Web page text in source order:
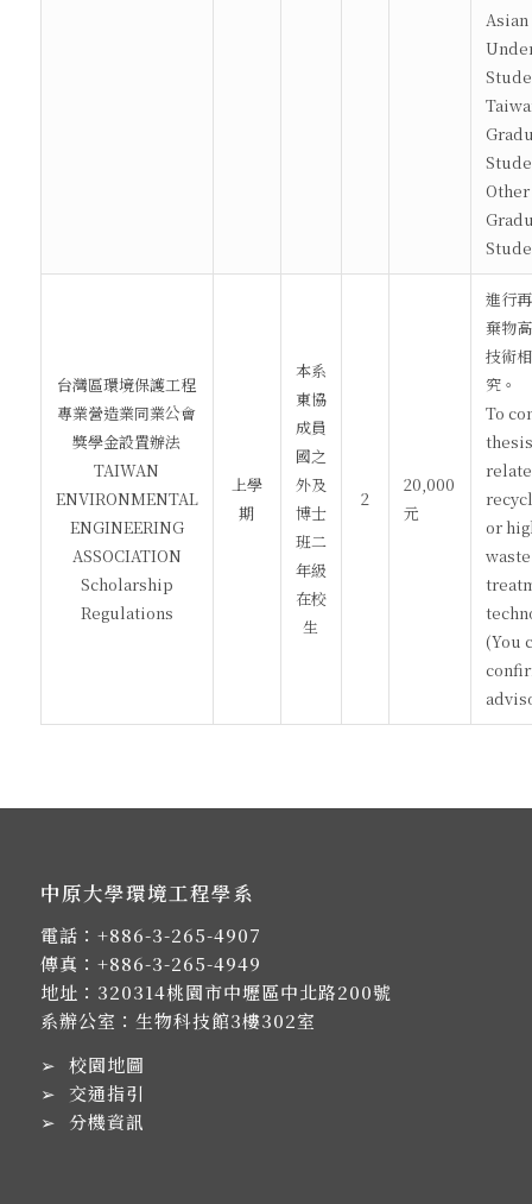
Asian
台灣區環境保護工程
專業營造業同業公會
獎學金設置辦法
TAIWAN
ENVIRONMENTAL
ENGINEERING
ASSOCIATION
Scholarship
Regulations
上學
期
本系
東協
成員
國之
外及
博士
班二
年級
在校
生
2
20,000
元
進行
棄物
技術
究。
To
or
waste
(You
中原大學環境工程學系
電話： +886-3-265-4907
傳真：+886-3-265-4949
地址： 320314桃園市中壢區中北路200號
系辦公室：生物科技館3樓302室
➢ 校園地圖
➢ 交通指引
➢ 分機資訊